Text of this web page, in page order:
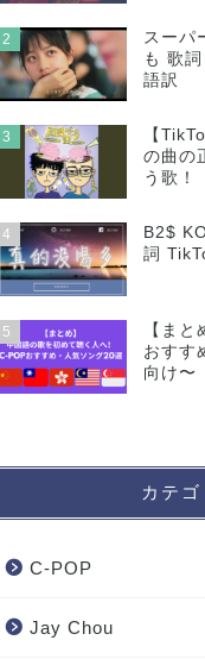
2
スーパ
も 歌
語訳
3
【
の曲の
う歌！
4
B2$
詞
5
【ま
おすす
向け〜
カテゴ
C-POP
Jay Chou